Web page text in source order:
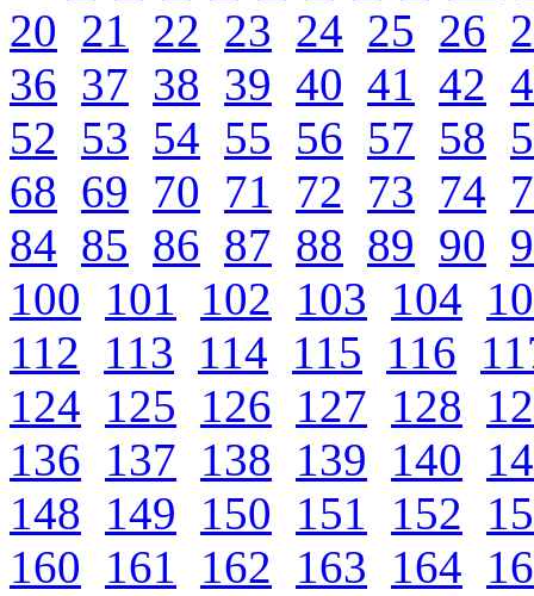
20 21 22 23 24 25 26
36 37 38 39 40 41 42
52 53 54 55 56 57 58
68 69 70 71 72 73 74
84 85 86 87 88 89 90
100 101 102 103 104
112 113 114 115 116
124 125 126 127 128
136 137 138 139 140
148 149 150 151 152
160 161 162 163 164